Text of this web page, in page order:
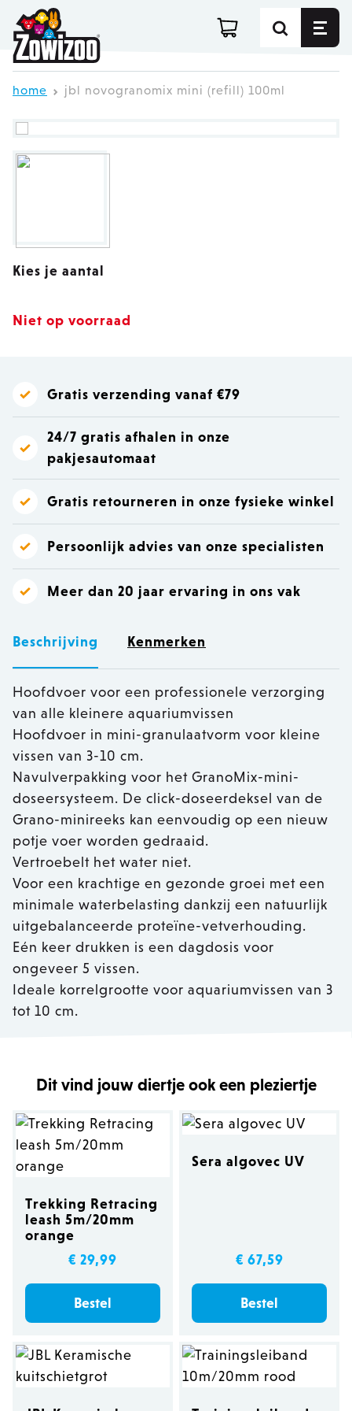
Ga direct door naar de inhoud
home jbl novogranomix mini (refill) 100ml
Kies je aantal
Niet op voorraad
Gratis verzending vanaf €79
24/7 gratis afhalen in onze
pakjesautomaat
Gratis retourneren in onze fysieke winkel
Persoonlijk advies van onze specialisten
Meer dan 20 jaar ervaring in ons vak
Beschrijving Kenmerken
Hoofdvoer voor een professionele verzorging
van alle kleinere aquariumvissen
Hoofdvoer in mini-granulaatvorm voor kleine
vissen van 3-10 cm.
Navulverpakking voor het GranoMix-mini-
doseersysteem. De click-doseerdeksel van de
Grano-minireeks kan eenvoudig op een nieuw
potje voer worden gedraaid.
Vertroebelt het water niet.
Voor een krachtige en gezonde groei met een
minimale waterbelasting dankzij een natuurlijk
uitgebalanceerde proteïne-vetverhouding.
Eén keer drukken is een dagdosis voor
ongeveer 5 vissen.
Ideale korrelgrootte voor aquariumvissen van 3
tot 10 cm.
Dit vind jouw diertje ook een pleziertje
Trekking Retracing
leash 5m/20mm
orange
€ 29,99
Bestel
Sera algovec UV
€ 67,59
Bestel